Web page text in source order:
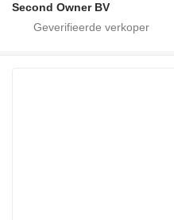
Second Owner BV